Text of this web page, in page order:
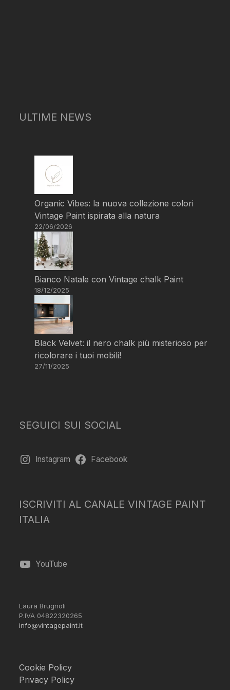
ULTIME NEWS
Organic Vibes: la nuova collezione colori
Vintage Paint ispirata alla natura
22/06/2026
Bianco Natale con Vintage chalk Paint
18/12/2025
Black Velvet: il nero chalk più misterioso per
ricolorare i tuoi mobili!
27/11/2025
SEGUICI SUI SOCIAL
Instagram Facebook
ISCRIVITI AL CANALE VINTAGE PAINT
ITALIA
YouTube
Laura Brugnoli
P.IVA 04822320265
info@vintagepaint.it
Cookie Policy
Privacy Policy